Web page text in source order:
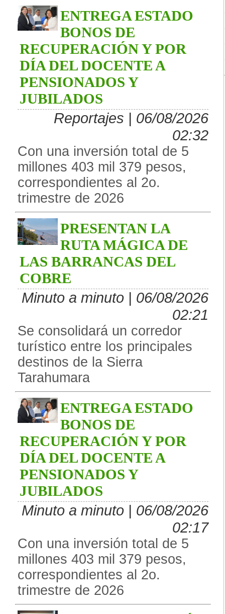
ENTREGA ESTADO
BONOS DE
RECUPERACIÓN Y POR
DÍA DEL DOCENTE A
PENSIONADOS Y
JUBILADOS
Reportajes | 06/08/2026
02:32
Con una inversión total de 5
millones 403 mil 379 pesos,
correspondientes al 2o.
trimestre de 2026
PRESENTAN LA
RUTA MÁGICA DE
LAS BARRANCAS DEL
COBRE
Minuto a minuto | 06/08/2026
02:21
Se consolidará un corredor
turístico entre los principales
destinos de la Sierra
Tarahumara
ENTREGA ESTADO
BONOS DE
RECUPERACIÓN Y POR
DÍA DEL DOCENTE A
PENSIONADOS Y
JUBILADOS
Minuto a minuto | 06/08/2026
02:17
Con una inversión total de 5
millones 403 mil 379 pesos,
correspondientes al 2o.
trimestre de 2026